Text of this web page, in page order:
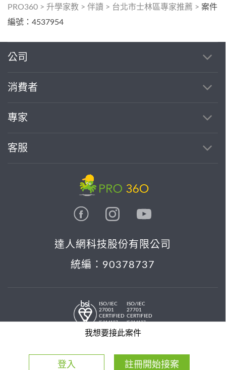
PRO360 > 升學家教 > 伴讀 > 台北市士林區專家推薦 > 案件
編號：4537954
我想要接此案件
登入 註冊開始接案
公司
消費者
專家
客服
達人網科技股份有限公司
統編：90378737
ISO/IEC
27001
CERTIFIED
IS 814197
ISO/IEC
27701
CERTIFIED
IS 814197
© 2026 PRO36O. All rights reserved.